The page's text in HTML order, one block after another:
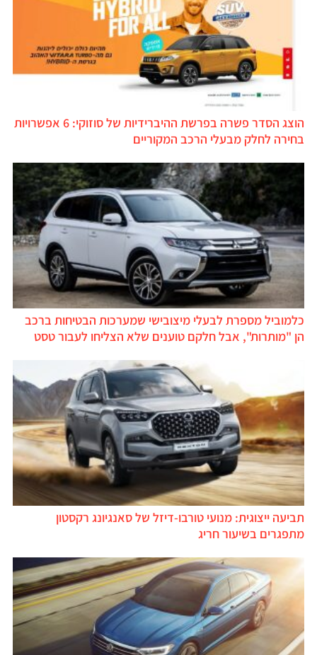
הוצג הסדר פשרה בפרשת ההיברידיות של סוזוקי: 6 אפשרויות
בחירה לחלק מבעלי הרכב המקוריים
כלמוביל מספרת לבעלי מיצובישי שמערכות הבטיחות ברכב
הן "מותרות", אבל חלקם טוענים שלא הצליחו לעבור טסט
תביעה ייצוגית: מנועי טורבו-דיזל של סאנגיונג רקסטון
מתפגרים בשיעור חריג